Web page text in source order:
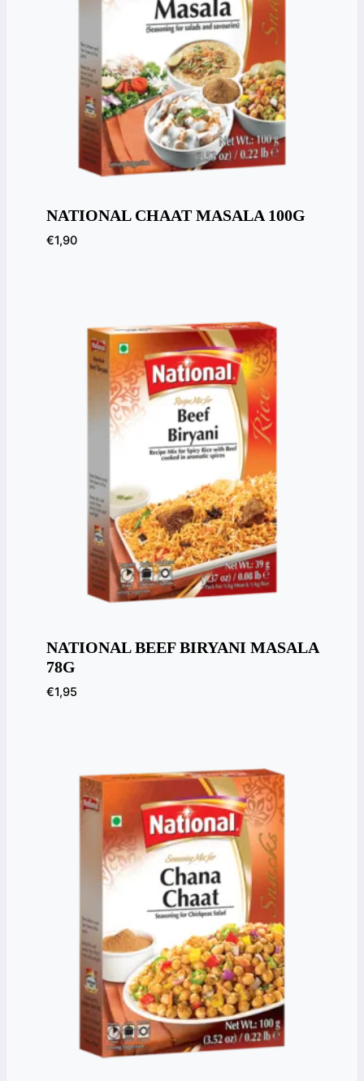
NATIONAL CHAAT MASALA 100G
€1,90
NATIONAL BEEF BIRYANI MASALA
78G
€1,95